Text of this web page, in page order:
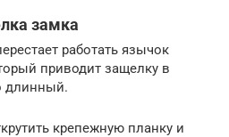
замка
работать язычок
приводит защелку в
длинный.
крепежную планку и